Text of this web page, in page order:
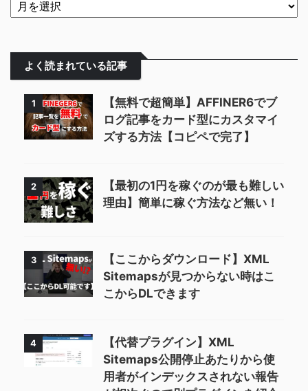
よく読まれている記事
1
【無料で超簡単】AFFINER6でブ
ログ記事をカード型にカスタマイ
ズする方法【コピペで完了】
2
【最初の1円を稼ぐのが最も難しい
理由】簡単に稼ぐ方法など無い！
3
【ここからダウンロード】XML
Sitemapsが見つからない時はこ
こからDLできます
4
【代替プラグイン】XML
Sitemaps公開停止あたりから使
用者がインデックスされない報告